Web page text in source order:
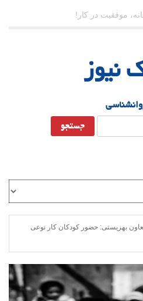
می‌کنیم ولی شکست می‌خوریم؟
نیوز
بهزیستی: حضور کودکان کار نوعی